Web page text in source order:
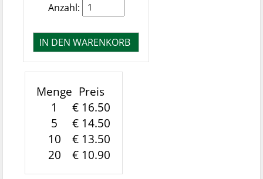
Anzahl:
Menge Preis
1
€ 16.50
5
€ 14.50
10
€ 13.50
20
€ 10.90